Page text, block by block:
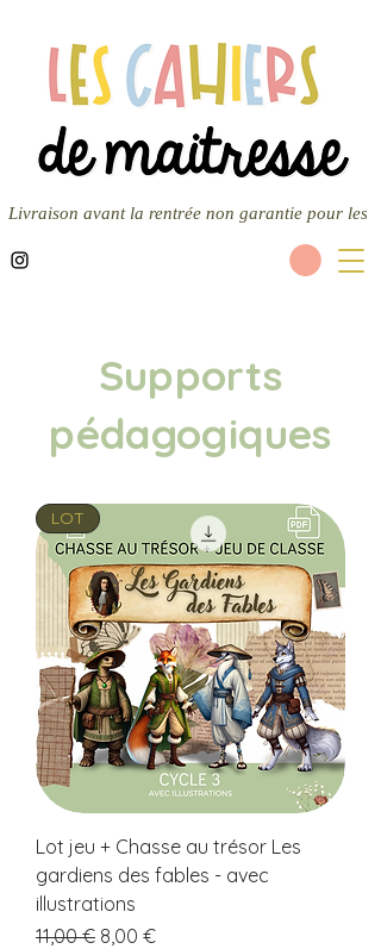
Livraison avant la rentrée non garantie pour les
Supports
pédagogiques
LOT
Lot jeu + Chasse au trésor Les
gardiens des fables - avec
illustrations
Prix original
11,00 € Prix promotionnel
8,00 €